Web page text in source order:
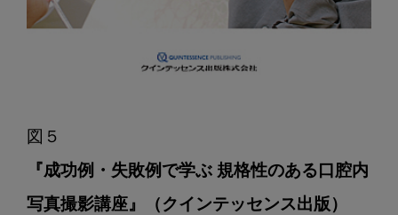
『成功例・失敗例で学ぶ 規格性のある口腔内
写真撮影講座』（クインテッセンス出版）